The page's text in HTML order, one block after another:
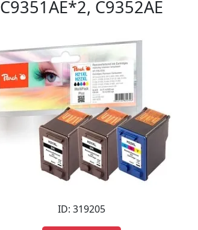
C9351AE*2, C9352AE
ID: 319205